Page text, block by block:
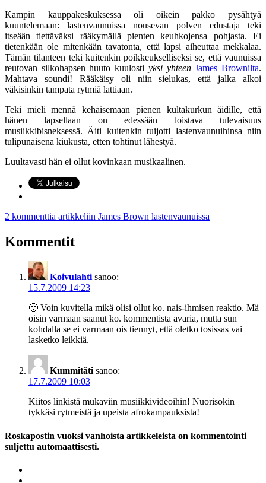
Kampin kauppakeskuksessa oli oikein pakko pysähtyä
kuuntelemaan: lastenvaunuissa nousevan polven edustaja teki
itseään tiettäväksi rääkymällä pienten keuhkojensa pohjasta. Ei
tietenkään ole mitenkään tavatonta, että lapsi aiheuttaa mekkalaa.
Tämän tilanteen teki kuitenkin poikkeukselliseksi se, että vaunuissa
reutovan silkohapsen huuto kuulosti yksi yhteen James Brownilta.
Mahtava soundi! Rääkäisy oli niin sielukas, että jalka alkoi
väkisinkin tampata rytmiä lattiaan.
Teki mieli mennä kehaisemaan pienen kultakurkun äidille, että
hänen lapsellaan on edessään loistava tulevaisuus
musiikkibisneksessä. Äiti kuitenkin tuijotti lastenvaunuihinsa niin
tulipunaisena kiukusta, etten tohtinut lähestyä.
Luultavasti hän ei ollut kovinkaan musikaalinen.
2 kommenttia artikkeliin James Brown lastenvaunuissa
Kommentit
Koivulahti sanoo:
15.7.2009 14:23
🙂 Voin kuvitella mikä olisi ollut ko. nais-ihmisen reaktio. Mä
oisin varmaan saanut ko. kommentista avaria, mutta sun
kohdalla se ei varmaan ois tiennyt, että oletko tosissas vai
lasketko leikkiä.
Kummitäti sanoo:
17.7.2009 10:03
Kiitos linkistä mukaviin musiikkivideoihin! Nuorisokin
tykkäsi rytmeistä ja upeista afrokampauksista!
Roskapostin vuoksi vanhoista artikkeleista on kommentointi
suljettu automaattisesti.